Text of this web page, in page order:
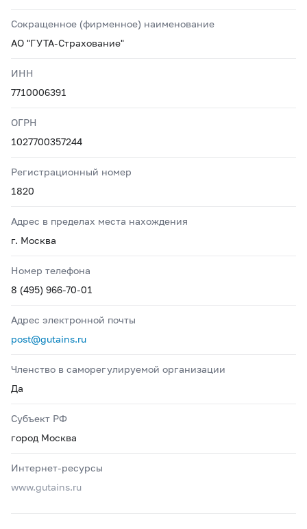
Сокращенное (фирменное) наименование
АО "ГУТА-Страхование"
ИНН
7710006391
ОГРН
1027700357244
Регистрационный номер
1820
Адрес в пределах места нахождения
г. Москва
Номер телефона
8 (495) 966-70-01
Адрес электронной почты
post@gutains.ru
Членство в саморегулируемой организации
Да
Субъект РФ
город Москва
Интернет-ресурсы
www.gutains.ru